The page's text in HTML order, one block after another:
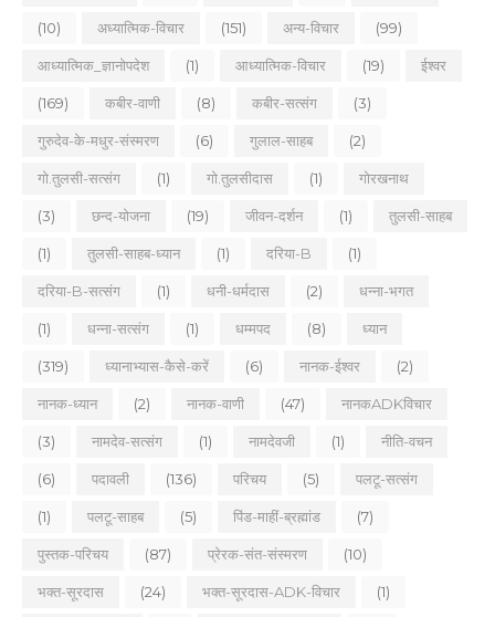
(10) अध्यात्मिक-विचार (151) अन्य-विचार (99)
आध्यात्मिक_ज्ञानोपदेश (1) आध्यात्मिक-विचार (19) ईश्वर
(169) कबीर-वाणी (8) कबीर-सत्संग (3)
गुरुदेव-के-मधुर-संस्मरण (6) गुलाल-साहब (2)
गो.तुलसी-सत्संग (1) गो.तुलसीदास (1) गोरखनाथ
(3) छन्द-योजना (19) जीवन-दर्शन (1) तुलसी-साहब
(1) तुलसी-साहब-ध्यान (1) दरिया-B (1)
दरिया-B-सत्संग (1) धनी-धर्मदास (2) धन्ना-भगत
(1) धन्ना-सत्संग (1) धम्मपद (8) ध्यान
(319) ध्यानाभ्यास-कैसे-करें (6) नानक-ईश्वर (2)
नानक-ध्यान (2) नानक-वाणी (47) नानकADKविचार
(3) नामदेव-सत्संग (1) नामदेवजी (1) नीति-वचन
(6) पदावली (136) परिचय (5) पलटू-सत्संग
(1) पलटू-साहब (5) पिंड-माहीं-ब्रह्मांड (7)
पुस्तक-परिचय (87) प्रेरक-संत-संस्मरण (10)
भक्त-सूरदास (24) भक्त-सूरदास-ADK-विचार (1)